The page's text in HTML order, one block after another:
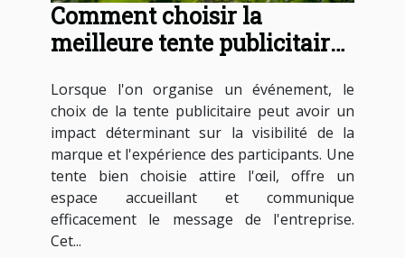
Comment choisir la
meilleure tente publicitaire
Lorsque l'on organise un événement, le
choix de la tente publicitaire peut avoir un
impact déterminant sur la visibilité de la
marque et l'expérience des participants. Une
tente bien choisie attire l'œil, offre un
espace accueillant et communique
efficacement le message de l'entreprise.
Cet...